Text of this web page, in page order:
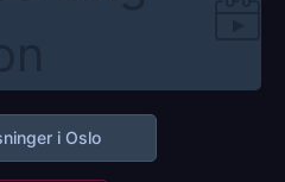
i Oslo